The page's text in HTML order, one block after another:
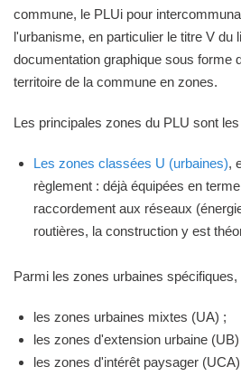
commune, le PLUi pour
l'urbanisme, en particulier le titre V du
documentation graphique sous forme
territoire de la commune en zones.
Les principales zones du PLU sont
Les zones classées U (urbaines),
règlement : déjà équipées en
raccordement aux réseaux
routières, la construction y est
Parmi les zones urbaines spécifiques,
les zones urbaines mixtes (UA) ;
les zones d'extension urbaine (UB)
les zones d'intérêt paysager